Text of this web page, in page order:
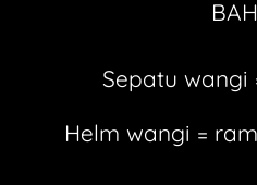
Sepatu wangi
Helm wangi =